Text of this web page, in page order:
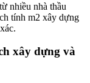
nhiều nhà thầu
tính m2 xây dựng
xây dựng và